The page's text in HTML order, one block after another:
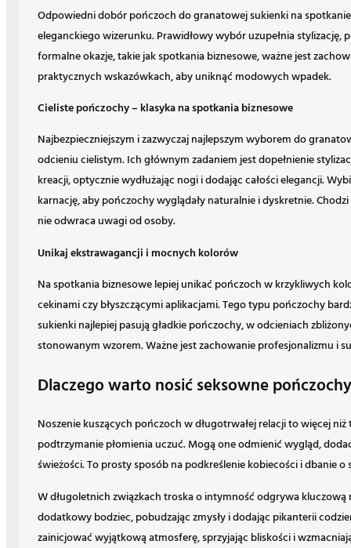
Odpowiedni dobór pończoch do granatowej sukienki na
eleganckiego wizerunku. Prawidłowy wybór uzupełnia
formalne okazje, takie jak spotkania biznesowe, ważne jest
praktycznych wskazówkach, aby uniknąć modowych wpadek.
Cieliste pończochy – klasyka na spotkania biznesowe
Najbezpieczniejszym i zazwyczaj najlepszym wyborem do
odcieniu cielistym. Ich głównym zadaniem jest dopełnienie
kreacji, optycznie wydłużając nogi i dodając całości elegancji.
karnację, aby pończochy wyglądały naturalnie i dyskretnie.
nie odwraca uwagi od osoby.
Unikaj ekstrawagancji i mocnych kolorów
Na spotkania biznesowe lepiej unikać pończoch w krzykliwych
cekinami czy błyszczącymi aplikacjami. Tego typu pończochy
sukienki najlepiej pasują gładkie pończochy, w odcieniach
stonowanym wzorem. Ważne jest zachowanie profesjonalizmu i
Dlaczego warto nosić seksowne
Noszenie kuszących pończoch w długotrwałej relacji to więcej
podtrzymanie płomienia uczuć. Mogą one odmienić wygląd,
świeżości. To prosty sposób na podkreślenie kobiecości i dbanie o
W długoletnich związkach troska o intymność odgrywa kluczową
dodatkowy bodziec, pobudzając zmysły i dodając pikanterii
zainicjować wyjątkową atmosferę, sprzyjając bliskości i